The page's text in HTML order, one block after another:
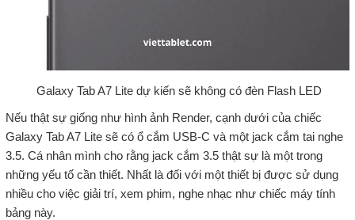
Galaxy Tab A7 Lite dự kiến sẽ không có đèn Flash LED
Nếu thật sự giống như hình ảnh Render, cạnh dưới của chiếc
Galaxy Tab A7 Lite sẽ có ổ cắm USB-C và một jack cắm tai nghe
3.5. Cá nhân mình cho rằng jack cắm 3.5 thật sự là một trong
những yếu tố cần thiết. Nhất là đối với một thiết bị được sử dụng
nhiều cho việc giải trí, xem phim, nghe nhạc như chiếc máy tính
bảng này.